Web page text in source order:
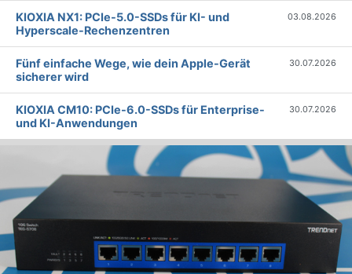
KIOXIA NX1: PCIe-5.0-SSDs für KI- und
Hyperscale-Rechenzentren
03.08.2026
Fünf einfache Wege, wie dein Apple-Gerät
sicherer wird
30.07.2026
KIOXIA CM10: PCIe-6.0-SSDs für Enterprise-
und KI-Anwendungen
30.07.2026